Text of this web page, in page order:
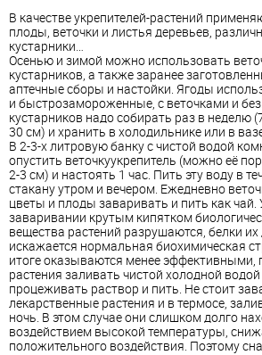
В качестве укрепителей-растений
плоды, веточки и листья деревьев,
кустарники…
Осенью и зимой можно использовать
кустарников, а также заранее
аптечные сборы и настойки. Ягоды
и быстрозамороженные, с веточками и
кустарников надо собирать раз в неделю
30 см) и хранить в холодильнике или в
В 2-3-х литровую банку с чистой водой
опустить веточкуукрепитель (можно её
2-3 см) и настоять 1 час. Пить эту воду в
стакану утром и вечером. Ежедневно
цветы и плоды заваривать и пить как чай.
заваривании крутым кипятком
вещества растений разрушаются, белки их
искажается нормальная биохимическая
итоге оказываются менее эффективными,
растения заливать чистой холодной
процеживать раствор и пить. Не стоит
лекарственные растения и в термосе,
ночь. В этом случае они слишком долго
воздействием высокой температуры,
положительного воздействия. Поэтому